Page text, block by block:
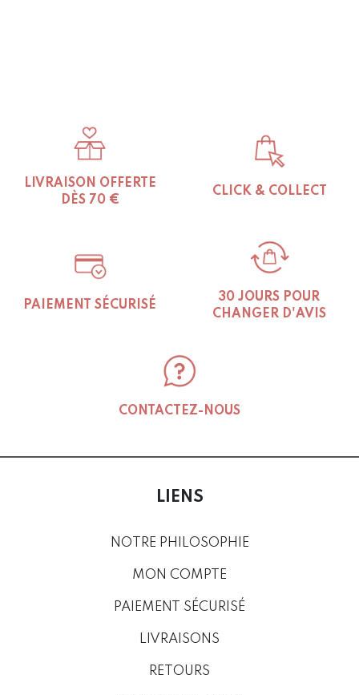
LIVRAISON OFFERTE
DÈS 70 €
CLICK & COLLECT
PAIEMENT SÉCURISÉ
30 JOURS POUR
CHANGER D'AVIS
CONTACTEZ-NOUS
LIENS
NOTRE PHILOSOPHIE
MON COMPTE
PAIEMENT SÉCURISÉ
LIVRAISONS
RETOURS